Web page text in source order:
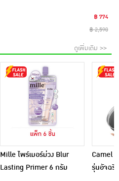
฿ 774
฿ 2,590
ดูเพิ่มเติม >>
Mille ไพร์เมอร์ม่วง Blur
Lasting Primer 6 กรัม
Camel
รุ่นอัจฉริ